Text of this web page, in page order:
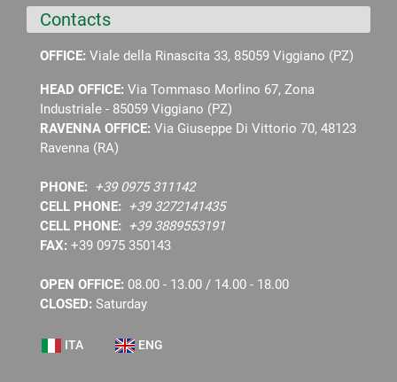
Contacts
OFFICE: Viale della Rinascita 33, 85059 Viggiano (PZ)
HEAD OFFICE: Via Tommaso Morlino 67, Zona
Industriale - 85059 Viggiano (PZ)
RAVENNA OFFICE: Via Giuseppe Di Vittorio 70, 48123
Ravenna (RA)
PHONE:
+39 0975 311142
CELL PHONE:
+39 3272141435
CELL PHONE:
+39 3889553191
FAX: +39 0975 350143
OPEN OFFICE: 08.00 - 13.00 / 14.00 - 18.00
CLOSED: Saturday
ITA ENG